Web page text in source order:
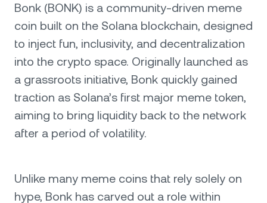
Bonk (BONK) is a community-driven meme
coin built on the Solana blockchain, designed
to inject fun, inclusivity, and decentralization
into the crypto space. Originally launched as
a grassroots initiative, Bonk quickly gained
traction as Solana’s first major meme token,
aiming to bring liquidity back to the network
after a period of volatility.
Unlike many meme coins that rely solely on
hype, Bonk has carved out a role within